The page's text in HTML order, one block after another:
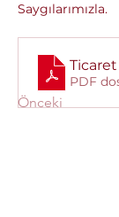
Önceki
Saygılarımızla.
Ticaret
PDF